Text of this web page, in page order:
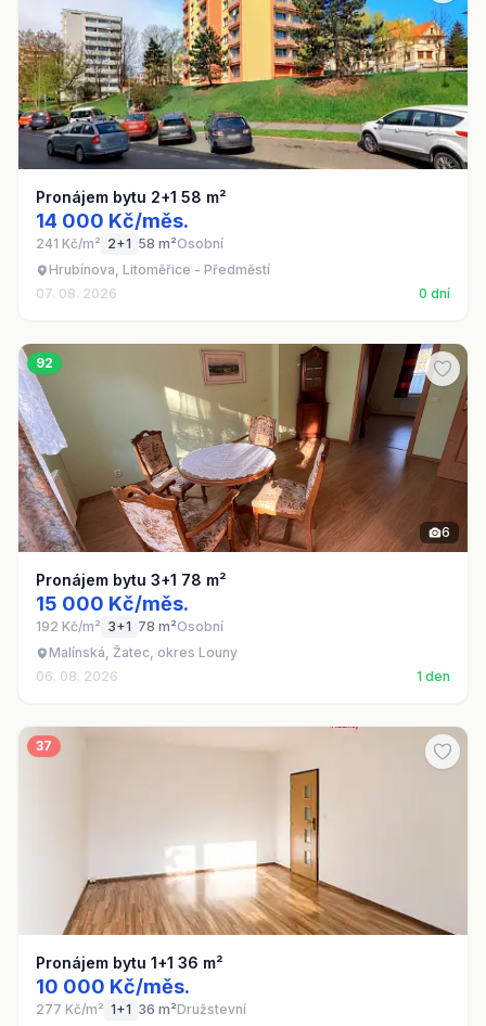
Pronájem bytu 2+1 58 m²
14 000 Kč/měs.
241 Kč/m² 2+1 58 m²Osobní
Hrubínova, Litoměřice - Předměstí
07. 08. 2026
0 dní
92
6
Pronájem bytu 3+1 78 m²
15 000 Kč/měs.
192 Kč/m² 3+1 78 m²Osobní
Malínská, Žatec, okres Louny
06. 08. 2026
1 den
37
Pronájem bytu 1+1 36 m²
10 000 Kč/měs.
277 Kč/m² 1+1 36 m²Družstevní